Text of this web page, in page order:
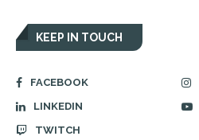
KEEP IN TOUCH
FACEBOOK
LINKEDIN
TWITCH